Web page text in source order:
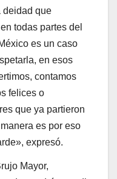
deidad que
todas partes del
es un caso
en esos
contamos
felices o
que ya partieron
es por eso
expresó.
Mayor,